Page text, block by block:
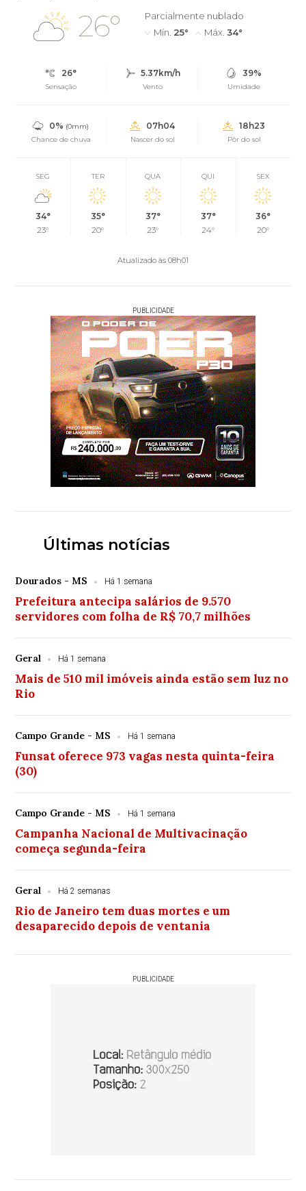
26°
Parcialmente nublado
Mín. 25° Máx. 34°
26°
Sensação
5.37km/h
Vento
39%
Umidade
0% (0mm)
Chance de chuva
07h04
Nascer do sol
18h23
Pôr do sol
SEG
34°
23°
TER
35°
20°
QUA
37°
23°
QUI
37°
24°
SEX
36°
20°
Atualizado às 08h01
PUBLICIDADE
Últimas notícias
Dourados - MS Há 1 semana
Prefeitura antecipa salários de 9.570
servidores com folha de R$ 70,7 milhões
Geral Há 1 semana
Mais de 510 mil imóveis ainda estão sem luz no
Rio
Campo Grande - MS Há 1 semana
Funsat oferece 973 vagas nesta quinta-feira
(30)
Campo Grande - MS Há 1 semana
Campanha Nacional de Multivacinação
começa segunda-feira
Geral Há 2 semanas
Rio de Janeiro tem duas mortes e um
desaparecido depois de ventania
PUBLICIDADE